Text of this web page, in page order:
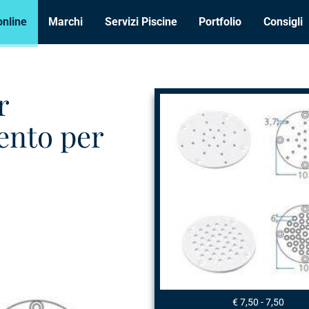
Marchi Servizi Piscine Portfolio Consigli
per
€ 7,50 - 7,50